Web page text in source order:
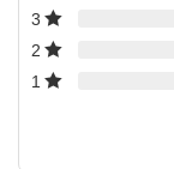
3
2
1